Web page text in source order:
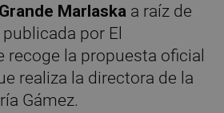
Marlaska a raíz de
por El
recoge la propuesta oficial
realiza la directora de la
Gámez.